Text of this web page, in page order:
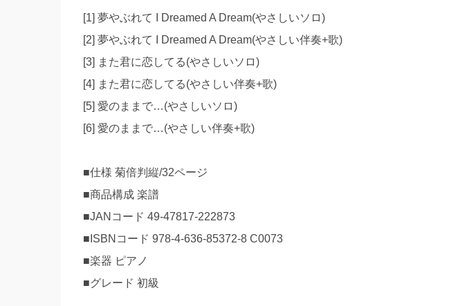
[1] 夢やぶれて I Dreamed A Dream(やさしいソロ)
[2] 夢やぶれて I Dreamed A Dream(やさしい伴奏+歌)
[3] また君に恋してる(やさしいソロ)
[4] また君に恋してる(やさしい伴奏+歌)
[5] 愛のままで…(やさしいソロ)
[6] 愛のままで…(やさしい伴奏+歌)
■仕様 菊倍判縦/32ページ
■商品構成 楽譜
■JANコード 49-47817-222873
■ISBNコード 978-4-636-85372-8 C0073
■楽器 ピアノ
■グレード 初級